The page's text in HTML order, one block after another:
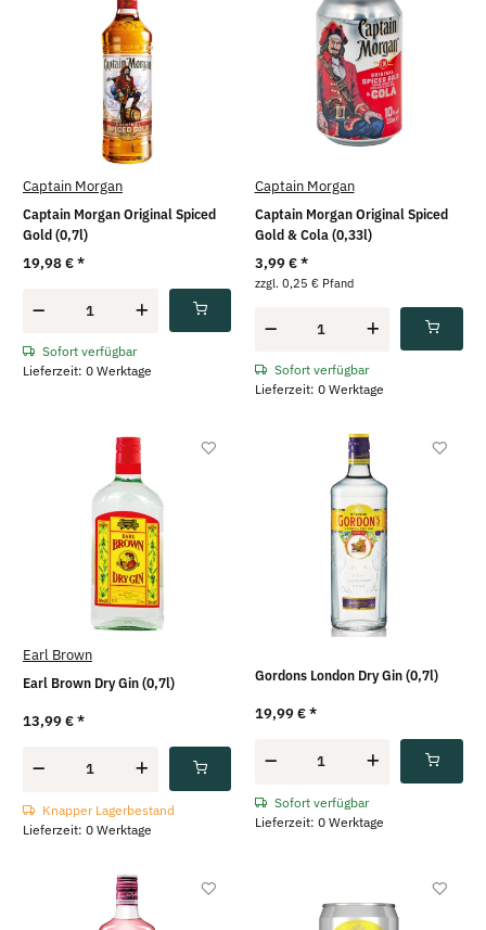
Captain Morgan
Captain Morgan Original Spiced
Gold (0,7l)
19,98 €*
Sofort verfügbar
Lieferzeit: 0 Werktage
Captain Morgan
Captain Morgan Original Spiced
Gold & Cola (0,33l)
3,99 €*
zzgl. 0,25 € Pfand
Sofort verfügbar
Lieferzeit: 0 Werktage
Earl Brown
Earl Brown Dry Gin (0,7l)
13,99 €*
Knapper Lagerbestand
Lieferzeit: 0 Werktage
Gordons London Dry Gin (0,7l)
19,99 €*
Sofort verfügbar
Lieferzeit: 0 Werktage